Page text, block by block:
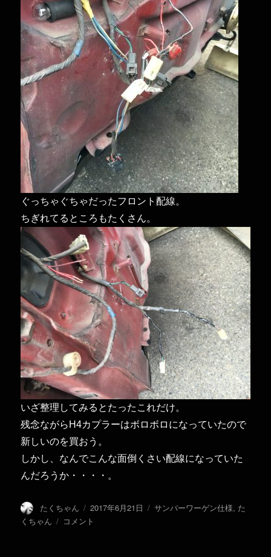
ぐっちゃぐちゃだったフロント配線。
ちぎれてるところもたくさん。
いざ整理してみるとたったこれだけ。
残念ながらH4カプラーはボロボロになっていたので
新しいのを買おう。
しかし、なんでこんな面倒くさい配線になっていた
んだろうか・・・・。
投
稿
たくちゃん
投
稿
2017年6月21日
カ
サンバーワーゲン仕様, た
くちゃん
フ
コメント